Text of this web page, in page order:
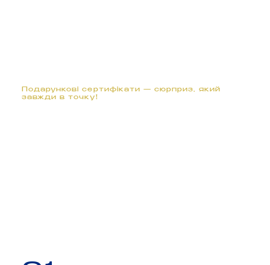
Подарункові сертифікати — сюрприз, який
завжди в точку!